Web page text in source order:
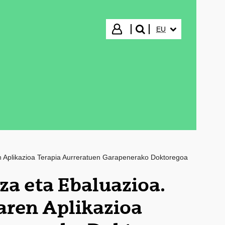
Hasi saioa
bilatu"
EU
Terapia Aurreratuen Garapenerako Doktoregoa
eta Ebaluazioa.
Aplikazioa